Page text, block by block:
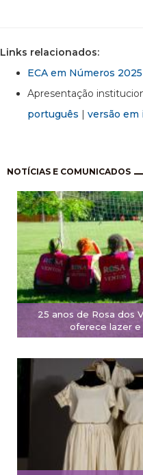
Links relacionados:
ECA em Números 2025
Apresentação
português | versão em
NOTÍCIAS E COMUNICADOS
25 anos de Rosa dos
oferece lazer e
Paginação